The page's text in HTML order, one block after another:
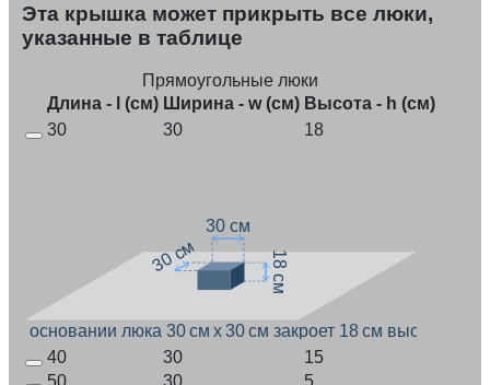
Эта крышка может прикрыть все люки,
указанные в таблице
Прямоугольные люки
Длина - l (см) Ширина - w (см) Высота - h (см)
30
30 18
30 см
18 см
30 см
основании люка 30 см x 30 см закроет 18 см высоты
40 30
15
50
30 5